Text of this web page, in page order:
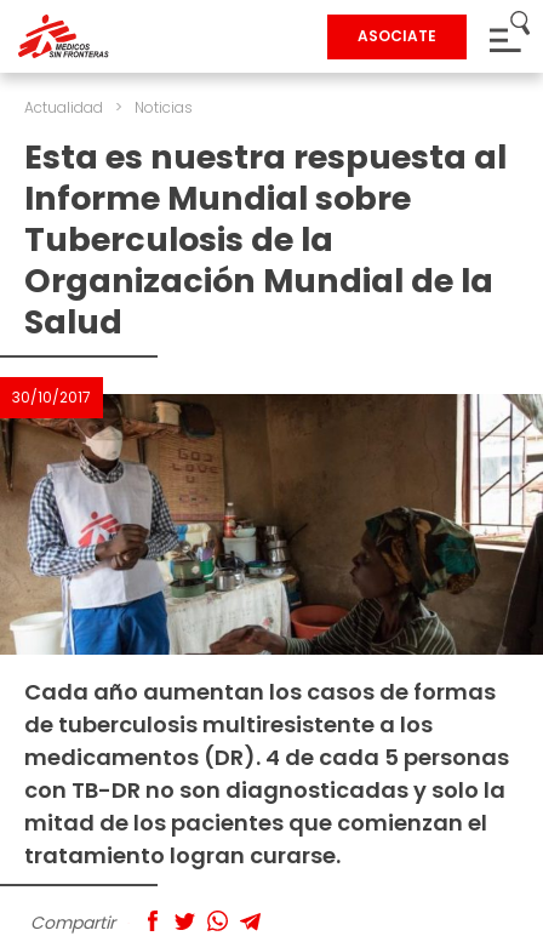
ASOCIATE
Actualidad > Noticias
Esta es nuestra respuesta al
Informe Mundial sobre
Tuberculosis de la
Organización Mundial de la
Salud
30/10/2017
Cada año aumentan los casos de formas
de tuberculosis multiresistente a los
medicamentos (DR). 4 de cada 5 personas
con TB-DR no son diagnosticadas y solo la
mitad de los pacientes que comienzan el
tratamiento logran curarse.
Compartir